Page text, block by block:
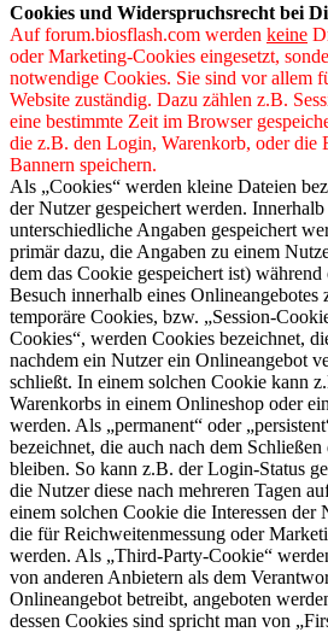
Cookies und Widerspruchsrecht bei
Auf forum.biosflash.com werden keine
oder Marketing-Cookies eingesetzt,
notwendige Cookies. Sie sind vor allem
Website zuständig. Dazu zählen z.B.
eine bestimmte Zeit im Browser
die z.B. den Login, Warenkorb, oder die
Bannern speichern.
Als „Cookies“ werden kleine Dateien
der Nutzer gespeichert werden.
unterschiedliche Angaben gespeichert
primär dazu, die Angaben zu einem
dem das Cookie gespeichert ist) während
Besuch innerhalb eines Onlineangebotes
temporäre Cookies, bzw. „Session-
Cookies“, werden Cookies bezeichnet,
nachdem ein Nutzer ein Onlineangebot
schließt. In einem solchen Cookie kann
Warenkorbs in einem Onlineshop oder
werden. Als „permanent“ oder
bezeichnet, die auch nach dem
bleiben. So kann z.B. der Login-Status
die Nutzer diese nach mehreren Tagen
einem solchen Cookie die Interessen der
die für Reichweitenmessung oder
werden. Als „Third-Party-Cookie“
von anderen Anbietern als dem
Onlineangebot betreibt, angeboten
dessen Cookies sind spricht man von